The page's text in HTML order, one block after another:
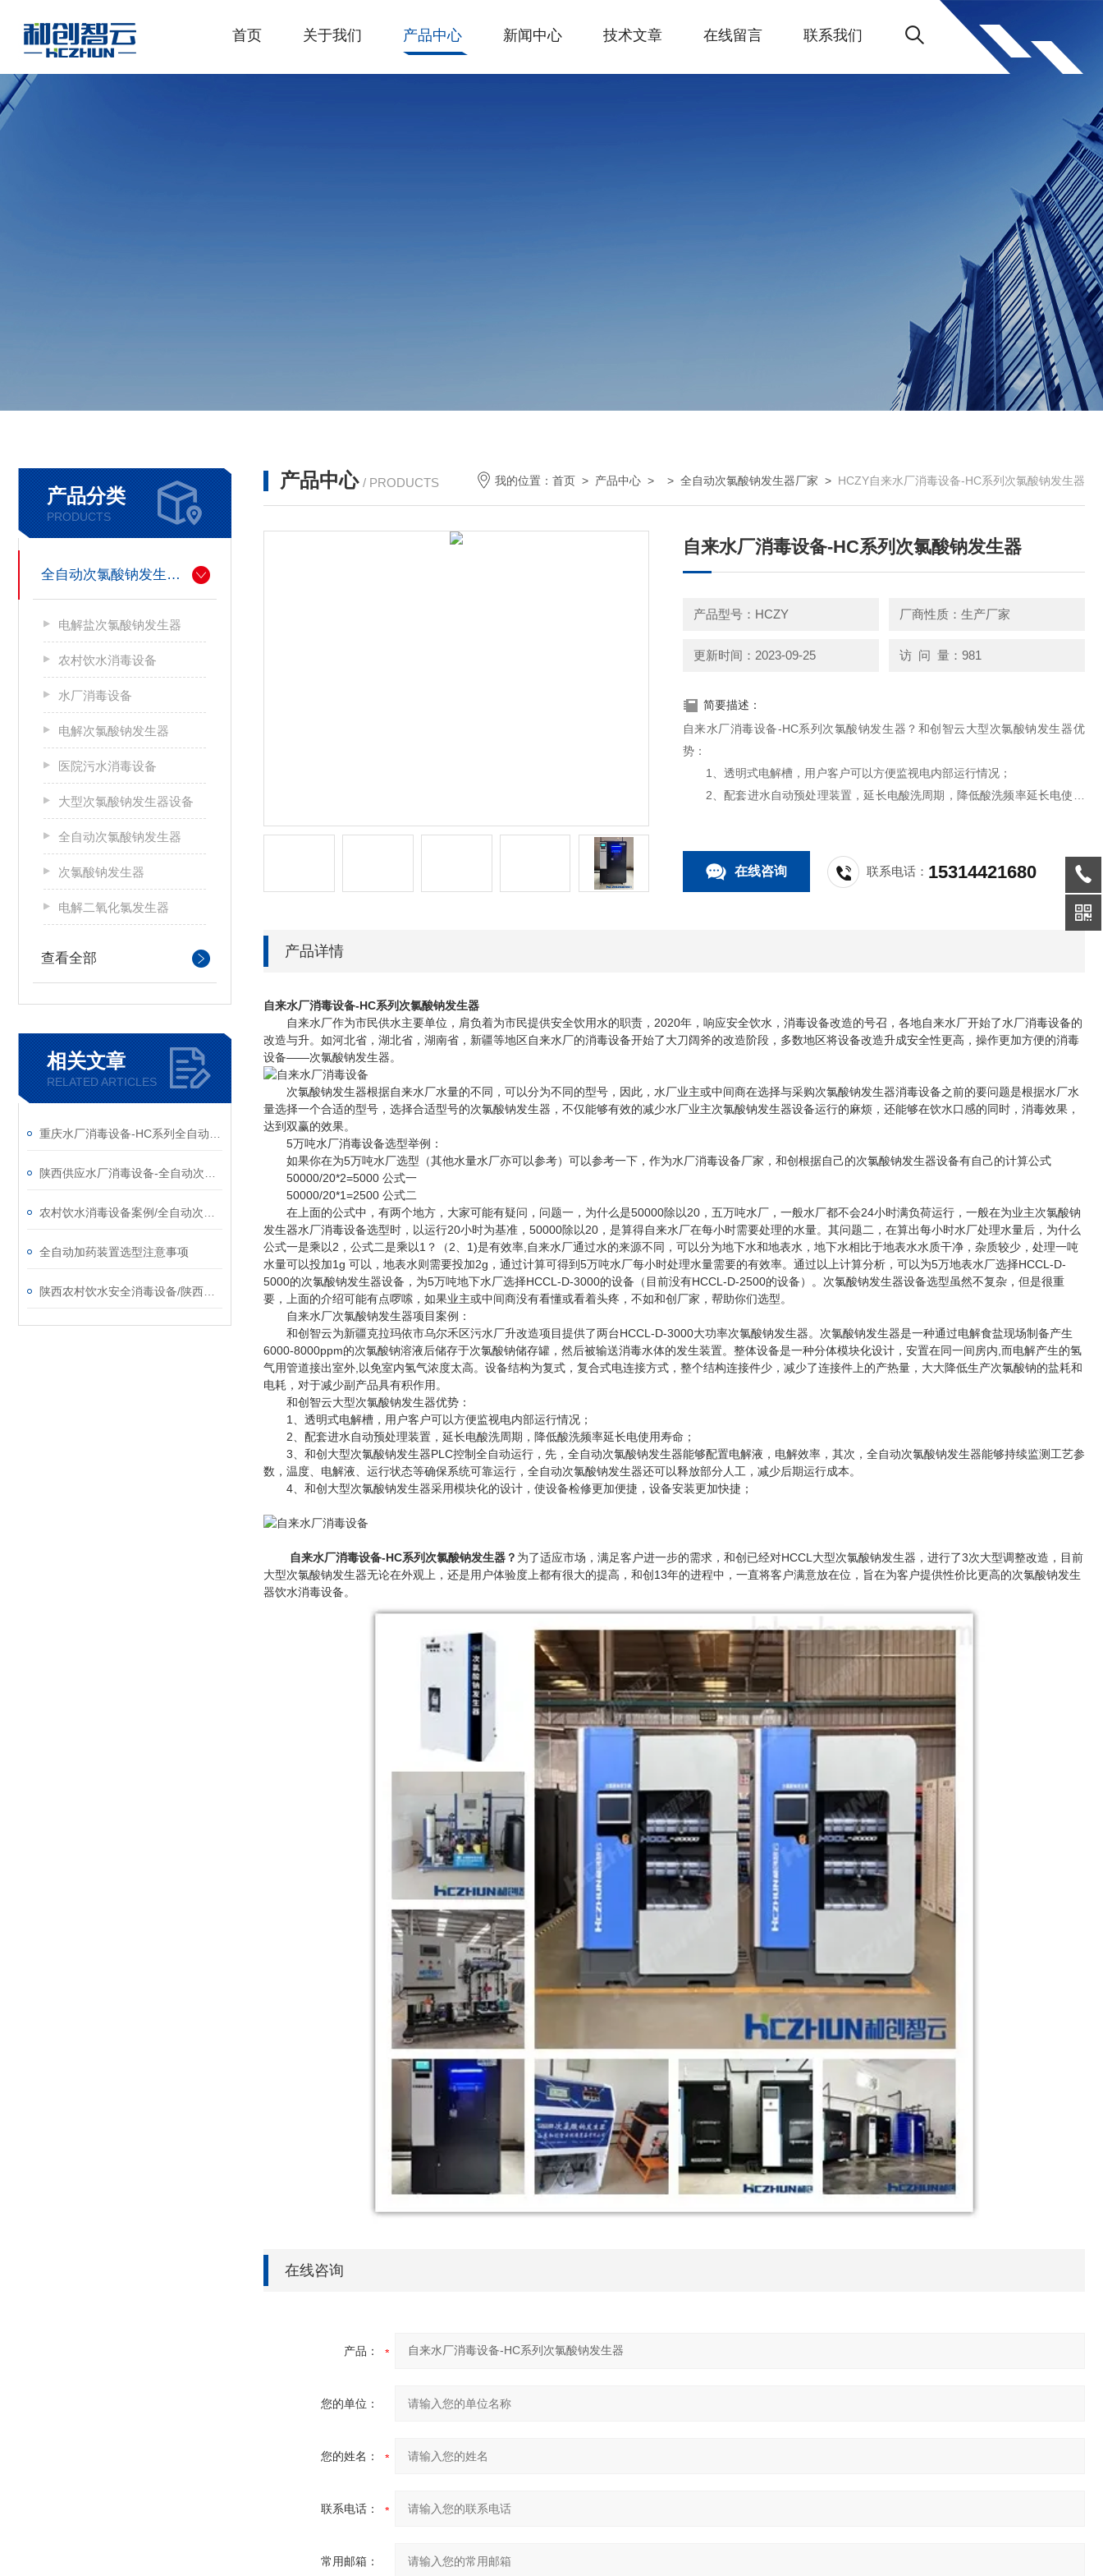
首页 关于我们 产品中心 新闻中心 技术文章 在线留言 联系我们
产品分类
PRODUCTS
全自动次氯酸钠发生器厂家
电解盐次氯酸钠发生器
农村饮水消毒设备
水厂消毒设备
电解次氯酸钠发生器
医院污水消毒设备
大型次氯酸钠发生器设备
全自动次氯酸钠发生器
次氯酸钠发生器
电解二氧化氯发生器
查看全部
相关文章
RELATED ARTICLES
全自动加药装置选型注意事项
产品中心 / PRODUCTS 我的位置： 首页 > 产品中心 > > 全自动次氯酸钠发生器厂家 > HCZY自来水厂消毒设备-HC系列次氯酸钠发生器
自来水厂消毒设备-HC系列次氯酸钠发生器
产品型号：HCZY 厂商性质：生产厂家
更新时间：2023-09-25 访 问 量：981
简要描述：
自来水厂消毒设备-HC系列次氯酸钠发生器？和创智云大型次氯酸钠发生器优
势：
1、透明式电解槽，用户客户可以方便监视电内部运行情况；
2、配套进水自动预处理装置，延长电酸洗周期，降低酸洗频率延长电使用
生器能够配置电解液，电解效率，其次，全自动次氯酸钠发生器能够持续监测工
艺参数，温度、电解液、运
在线咨询 联系电话： 15314421680
产品详情
自来水厂消毒设备-HC系列次氯酸钠发生器
自来水厂作为市民供水主要单位，肩负着为市民提供安全饮用水的职责，2020年，响应安全饮水，消毒设备改造的号召，各地自来水厂开始了水厂消毒设备的
改造与升。如河北省，湖北省，湖南省，新疆等地区自来水厂的消毒设备开始了大刀阔斧的改造阶段，多数地区将设备改造升成安全性更高，操作更加方便的消毒
设备——次氯酸钠发生器。
次氯酸钠发生器根据自来水厂水量的不同，可以分为不同的型号，因此，水厂业主或中间商在选择与采购次氯酸钠发生器消毒设备之前的要问题是根据水厂水
量选择一个合适的型号，选择合适型号的次氯酸钠发生器，不仅能够有效的减少水厂业主次氯酸钠发生器设备运行的麻烦，还能够在饮水口感的同时，消毒效果，
达到双赢的效果。
5万吨水厂消毒设备选型举例：
如果你在为5万吨水厂选型（其他水量水厂亦可以参考）可以参考一下，作为水厂消毒设备厂家，和创根据自己的次氯酸钠发生器设备有自己的计算公式
50000/20*2=5000 公式一
50000/20*1=2500 公式二
在上面的公式中，有两个地方，大家可能有疑问，问题一，为什么是50000除以20，五万吨水厂，一般水厂都不会24小时满负荷运行，一般在为业主次氯酸钠
发生器水厂消毒设备选型时，以运行20小时为基准，50000除以20，是算得自来水厂在每小时需要处理的水量。其问题二，在算出每小时水厂处理水量后，为什么
公式一是乘以2，公式二是乘以1？（2、1)是有效率,自来水厂通过水的来源不同，可以分为地下水和地表水，地下水相比于地表水水质干净，杂质较少，处理一吨
水量可以投加1g 可以，地表水则需要投加2g，通过计算可得到5万吨水厂每小时处理水量需要的有效率。通过以上计算分析，可以为5万地表水厂选择HCCL-D-
5000的次氯酸钠发生器设备，为5万吨地下水厂选择HCCL-D-3000的设备（目前没有HCCL-D-2500的设备）。次氯酸钠发生器设备选型虽然不复杂，但是很重
要，上面的介绍可能有点啰嗦，如果业主或中间商没有看懂或看着头疼，不如和创厂家，帮助你们选型。
自来水厂次氯酸钠发生器项目案例：
和创智云为新疆克拉玛依市乌尔禾区污水厂升改造项目提供了两台HCCL-D-3000大功率次氯酸钠发生器。次氯酸钠发生器是一种通过电解食盐现场制备产生
6000-8000ppm的次氯酸钠溶液后储存于次氯酸钠储存罐，然后被输送消毒水体的发生装置。整体设备是一种分体模块化设计，安置在同一间房内,而电解产生的氢
气用管道接出室外,以免室内氢气浓度太高。设备结构为复式，复合式电连接方式，整个结构连接件少，减少了连接件上的产热量，大大降低生产次氯酸钠的盐耗和
电耗，对于减少副产品具有积作用。
和创智云大型次氯酸钠发生器优势：
1、透明式电解槽，用户客户可以方便监视电内部运行情况；
2、配套进水自动预处理装置，延长电酸洗周期，降低酸洗频率延长电使用寿命；
3、和创大型次氯酸钠发生器PLC控制全自动运行，先，全自动次氯酸钠发生器能够配置电解液，电解效率，其次，全自动次氯酸钠发生器能够持续监测工艺参
数，温度、电解液、运行状态等确保系统可靠运行，全自动次氯酸钠发生器还可以释放部分人工，减少后期运行成本。
4、和创大型次氯酸钠发生器采用模块化的设计，使设备检修更加便捷，设备安装更加快捷；
自来水厂消毒设备-HC系列次氯酸钠发生器？ 为了适应市场，满足客户进一步的需求，和创已经对HCCL大型次氯酸钠发生器，进行了3次大型调整改造，目前
大型次氯酸钠发生器无论在外观上，还是用户体验度上都有很大的提高，和创13年的进程中，一直将客户满意放在位，旨在为客户提供性价比更高的次氯酸钠发生
器饮水消毒设备。
在线咨询
产品：
您的单位：
您的姓名：
联系电话：
常用邮箱：